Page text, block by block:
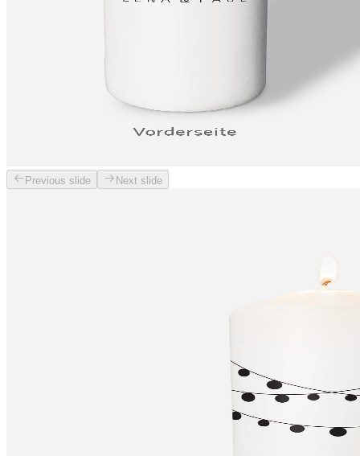
Previous slide Next slide